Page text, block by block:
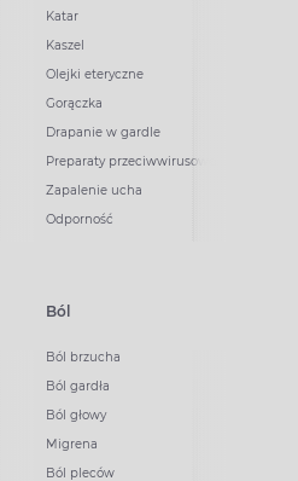
Katar
Kaszel
Olejki eteryczne
Gorączka
Drapanie w gardle
Preparaty przeciwwirusowe
Zapalenie ucha
Odporność
Ból
Ból brzucha
Ból gardła
Ból głowy
Migrena
Ból pleców